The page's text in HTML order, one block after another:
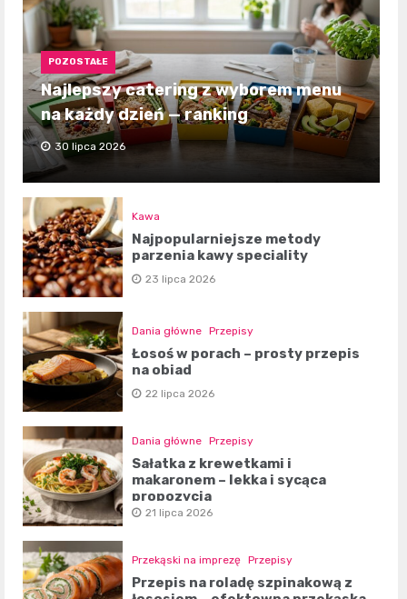
POZOSTAŁE
Najlepszy catering z wyborem menu
na każdy dzień — ranking
30 lipca 2026
Kawa
Najpopularniejsze metody
parzenia kawy speciality
23 lipca 2026
Dania główne Przepisy
Łosoś w porach – prosty przepis
na obiad
22 lipca 2026
Dania główne Przepisy
Sałatka z krewetkami i
makaronem – lekka i sycąca
propozycja
21 lipca 2026
Przekąski na imprezę Przepisy
Przepis na roladę szpinakową z